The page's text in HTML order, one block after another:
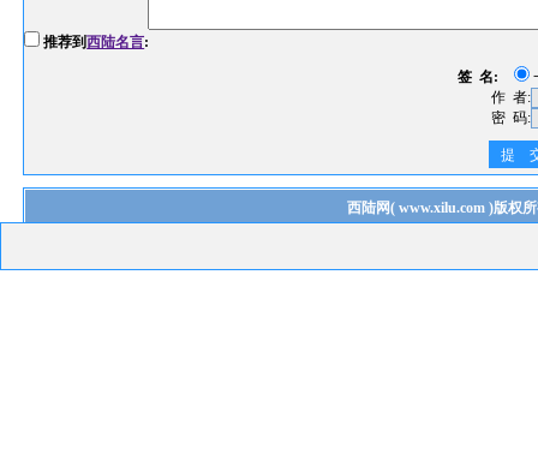
推荐到西陆名言:
签 名:
作 者:
密 码:
提
西陆网( www.xilu.com)版权